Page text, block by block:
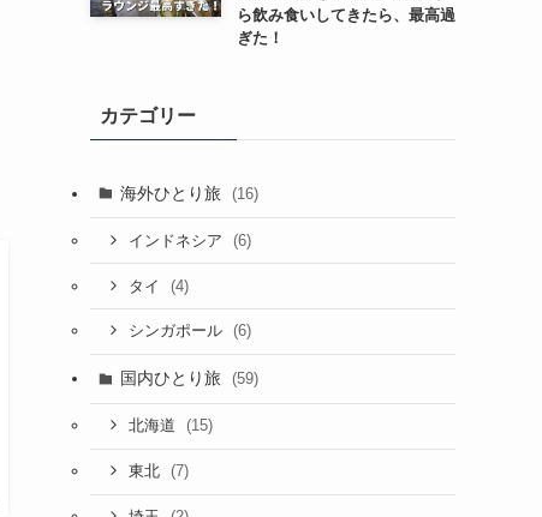
ら飲み食いしてきたら、最高過
ぎた！
カテゴリー
海外ひとり旅 (16)
インドネシア (6)
タイ (4)
シンガポール (6)
国内ひとり旅 (59)
北海道 (15)
東北 (7)